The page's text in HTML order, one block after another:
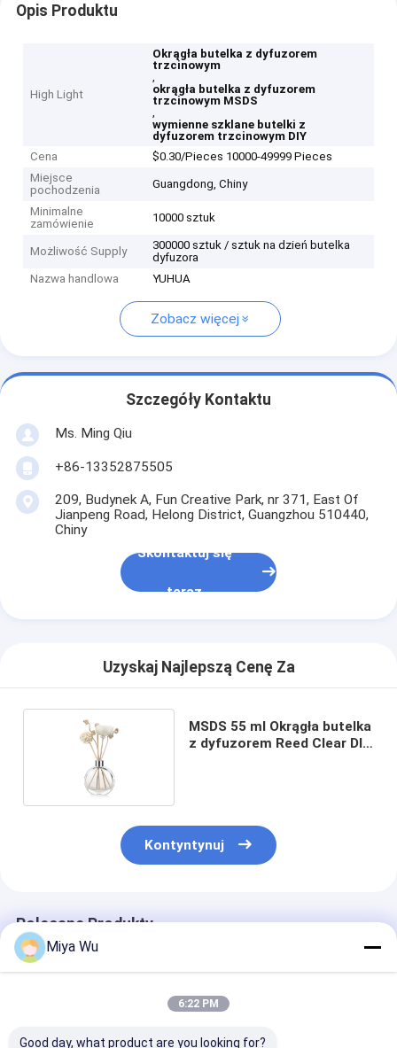
Opis Produktu
High Light
Okrągła butelka z dyfuzorem
trzcinowym
,
okrągła butelka z dyfuzorem
trzcinowym MSDS
,
wymienne szklane butelki z
dyfuzorem trzcinowym DIY
Cena
$0.30/Pieces 10000-49999 Pieces
Miejsce
pochodzenia
Guangdong, Chiny
Minimalne
zamówienie
10000 sztuk
Możliwość Supply
300000 sztuk / sztuk na dzień butelka
dyfuzora
Nazwa handlowa
YUHUA
Zobacz więcej
Szczegóły Kontaktu
Ms. Ming Qiu
+86-13352875505
209, Budynek A, Fun Creative Park, nr 371, East Of
Jianpeng Road, Helong District, Guangzhou 510440,
Chiny
Skontaktuj się
teraz
Uzyskaj Najlepszą Cenę Za
MSDS 55 ml Okrągła butelka
z dyfuzorem Reed Clear DIY
Kontyntynuj
Polecane Produkty
Miya Wu
6:22 PM
Good day, what product are you looking for?